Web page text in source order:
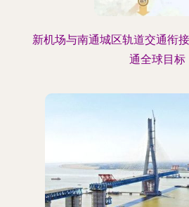
新机场与南通城区轨道交通衔
通全球目标